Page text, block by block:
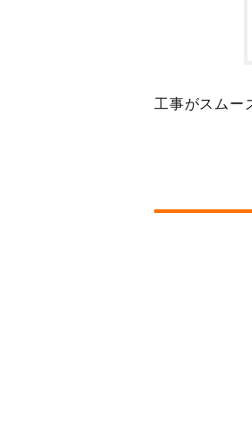
工事がスムー